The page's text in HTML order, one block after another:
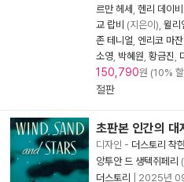
르만 헤세
헨리 데이
교 랍비 (지은이), 윌리
존 테니얼 엔리코 마잔
소영 박혜원 황금진
150,790원 (10%
절판
초판본 인간의 대
디자인 - 더스토리 착
앙투안 드 생텍쥐페리
더스토리
2025년